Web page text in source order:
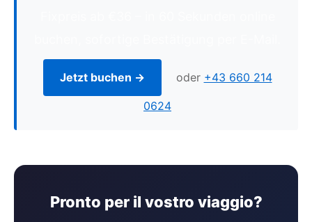
Jetzt buchen → oder +43 660 214
0624
Pronto per il vostro viaggio?